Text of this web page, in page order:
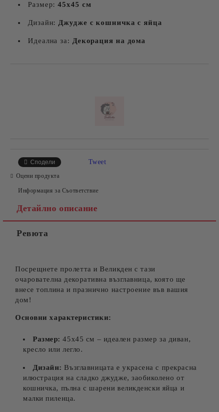
Размер:45х45 см
Дизайн: Джудже с кошничка с яйца
Идеална за: Декорация на дома
Сподели Tweet
Оцени продукта
Информация за Съответствие
Детайлно описание
Ревюта
Посрещнете пролетта и Великден с тази
очарователна декоративна възглавница, която ще
внесе топлина и празнично настроение във вашия
дом!
Основни характеристики:
Размер: 45х45 см – идеален размер за диван,
кресло или легло.
Дизайн: Възглавницата е украсена с прекрасна
илюстрация на сладко джудже, заобиколено от
кошничка, пълна с шарени великденски яйца и
малки пиленца.